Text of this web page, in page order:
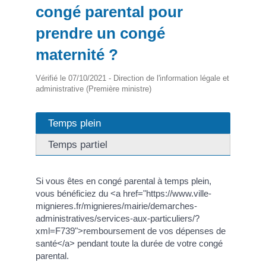
congé parental pour
prendre un congé
maternité ?
Vérifié le 07/10/2021 - Direction de l'information légale et
administrative (Première ministre)
Temps plein
Temps partiel
Si vous êtes en congé parental à temps plein,
vous bénéficiez du <a href="https://www.ville-
mignieres.fr/mignieres/mairie/demarches-
administratives/services-aux-particuliers/?
xml=F739">remboursement de vos dépenses de
santé</a> pendant toute la durée de votre congé
parental.